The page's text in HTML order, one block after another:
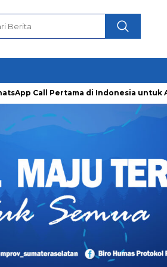
Pertama di Indonesia untuk Amankan